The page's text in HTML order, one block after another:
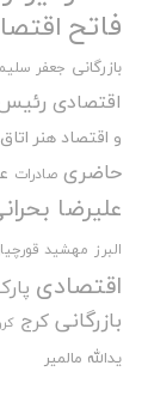
فاتح
بازرگانی جعفر
اقتصادی رئیس
و اقتصاد هنر اتاق
حاضری صادرات
علیرضا
البرز مهشید
اقتصادی
بازرگانی کرج
یدالله مالمیر